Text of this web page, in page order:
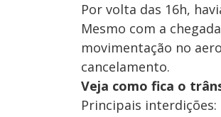
Por volta das 16h,
Mesmo com a
movimentação no
cancelamento.
Veja como fica o
Principais interdições: